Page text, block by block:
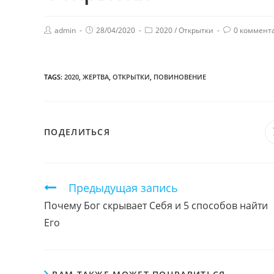
admin 28/04/2020 2020/Открытки 0
TAGS: 2020 ЖЕРТВА ОТКРЫТКИ ПОВИНОВЕНИЕ
ПОДЕЛИТЬСЯ
Продолжить
чтение
Предыдущая запись
Почему Бог скрывает Себя и 5 способов найти
Его